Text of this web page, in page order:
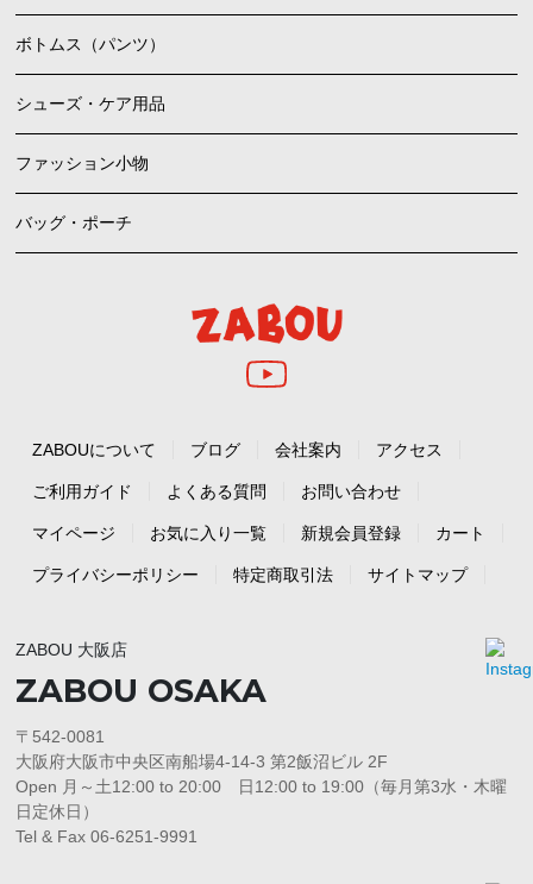
ボトムス（パンツ）
シューズ・ケア用品
ファッション小物
バッグ・ポーチ
ZABOUについて ブログ 会社案内 アクセス
ご利用ガイド よくある質問 お問い合わせ
マイページ お気に入り一覧 新規会員登録 カート
プライバシーポリシー 特定商取引法 サイトマップ
ZABOU 大阪店
ZABOU OSAKA
〒542-0081
大阪府大阪市中央区南船場4-14-3 第2飯沼ビル 2F
Open 月～土12:00 to 20:00 日12:00 to 19:00（毎月第3水・木曜
日定休日）
Tel & Fax 06-6251-9991